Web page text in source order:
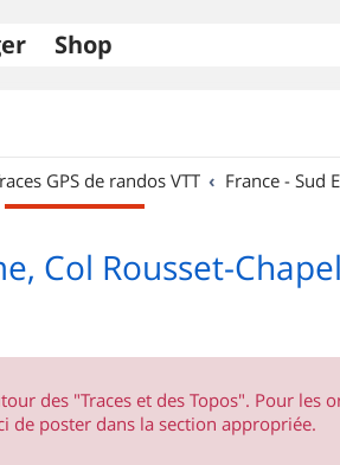
Shop
GPS de randos VTT France - Sud
Col Rousset-
des "Traces et des Topos". Pour les
de poster dans la section appropriée.